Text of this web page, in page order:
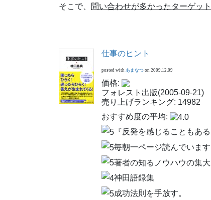
そこで、
問い合わせが多かったターゲッ
仕事のヒント
posted with あまなつ on 2009.12.09
価格:
フォレスト出版(2005-09-21)
売り上げランキング: 14982
おすすめ度の平均:
『反発を感じることもあ
毎朝一ページ読んでいます
著者の知るノウハウの集大
神田語録集
成功法則を手放す。